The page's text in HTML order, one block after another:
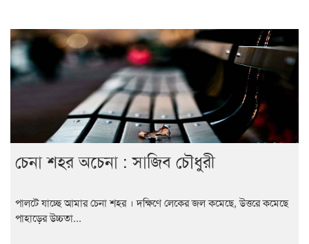
চেনা শহর অচেনা : সাজিব চৌধুরী
পালটে যাচ্ছে আমার চেনা শহর । দক্ষিণে লেকের জল কমেছে, উত্তরে কমেছে
পাহাড়ের উচ্চতা...